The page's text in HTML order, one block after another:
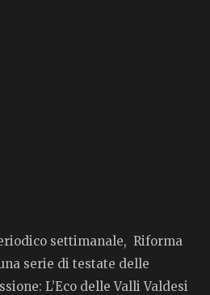
settimanale, Riforma
serie di testate delle
L’Eco delle Valli Valdesi